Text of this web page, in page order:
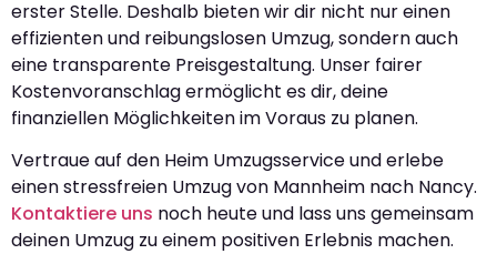
erster Stelle. Deshalb bieten wir dir nicht nur einen
effizienten und reibungslosen Umzug, sondern auch
eine transparente Preisgestaltung. Unser fairer
Kostenvoranschlag ermöglicht es dir, deine
finanziellen Möglichkeiten im Voraus zu planen.
Vertraue auf den Heim Umzugsservice und erlebe
einen stressfreien Umzug von Mannheim nach Nancy.
Kontaktiere uns noch heute und lass uns gemeinsam
deinen Umzug zu einem positiven Erlebnis machen.